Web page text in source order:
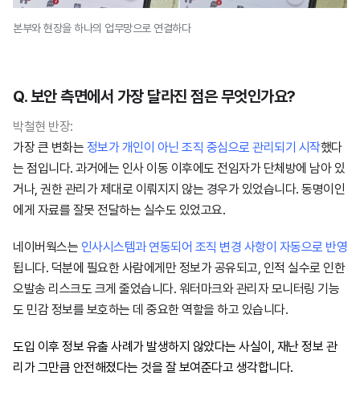
본부와 현장을 하나의 업무망으로 연결하다
Q. 보안 측면에서 가장 달라진 점은 무엇인가요?
박철현 반장:
가장 큰 변화는 정보가 개인이 아닌 조직 중심으로 관리되기 시작했다
는 점입니다. 과거에는 인사 이동 이후에도 전임자가 단체방에 남아 있
거나, 권한 관리가 제대로 이뤄지지 않는 경우가 있었습니다. 동명이인
에게 자료를 잘못 전달하는 실수도 있었고요.
네이버웍스는 인사시스템과 연동되어 조직 변경 사항이 자동으로 반영
됩니다. 덕분에 필요한 사람에게만 정보가 공유되고, 인적 실수로 인한
오발송 리스크도 크게 줄었습니다. 워터마크와 관리자 모니터링 기능
도 민감 정보를 보호하는 데 중요한 역할을 하고 있습니다.
도입 이후 정보 유출 사례가 발생하지 않았다는 사실이, 재난 정보 관
리가 그만큼 안전해졌다는 것을 잘 보여준다고 생각합니다.